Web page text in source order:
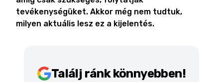
tevékenységüket. Akkor még nem tudtuk,
milyen aktuális lesz ez a kijelentés.
Találj ránk könnyebben!